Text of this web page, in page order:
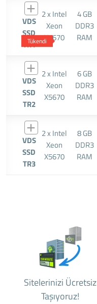
VDS
SSD
TR1
Tükendi
2 x Intel
Xeon
X5670
4 GB
DDR3
RAM
VDS
SSD
TR2
2 x Intel
Xeon
X5670
6 GB
DDR3
RAM
VDS
SSD
TR3
2 x Intel
Xeon
X5670
8 GB
DDR3
RAM
Sitelerinizi Ücretsiz
Taşıyoruz!